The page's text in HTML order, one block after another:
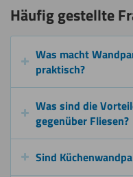
Häufig gestellte
Was macht
praktisch?
Was sind die
gegenüber Fliesen?
Sind